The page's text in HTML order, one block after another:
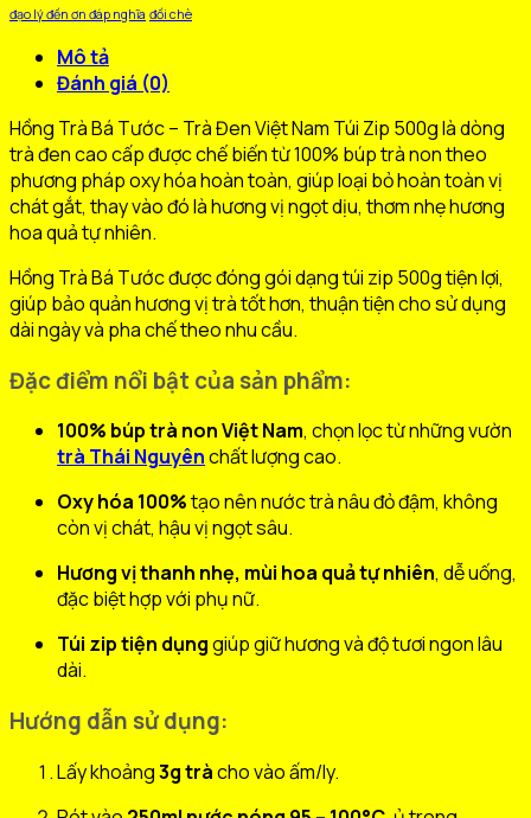
đạo lý đền ơn đáp nghĩa đồi chè
Mô tả
Đánh giá (0)
Hồng Trà Bá Tước – Trà Đen Việt Nam Túi Zip 500g là dòng
trà đen cao cấp được chế biến từ 100% búp trà non theo
phương pháp oxy hóa hoàn toàn, giúp loại bỏ hoàn toàn vị
chát gắt, thay vào đó là hương vị ngọt dịu, thơm nhẹ hương
hoa quả tự nhiên.
Hồng Trà Bá Tước được đóng gói dạng túi zip 500g tiện lợi,
giúp bảo quản hương vị trà tốt hơn, thuận tiện cho sử dụng
dài ngày và pha chế theo nhu cầu.
Đặc điểm nổi bật của sản phẩm:
100% búp trà non Việt Nam, chọn lọc từ những vườn
trà Thái Nguyênchất lượng cao.
Oxy hóa 100%tạo nên nước trà nâu đỏ đậm, không
còn vị chát, hậu vị ngọt sâu.
Hương vị thanh nhẹ, mùi hoa quả tự nhiên, dễ uống,
đặc biệt hợp với phụ nữ.
Túi zip tiện dụnggiúp giữ hương và độ tươi ngon lâu
dài.
Hướng dẫn sử dụng:
Lấy khoảng3g tràcho vào ấm/ly.